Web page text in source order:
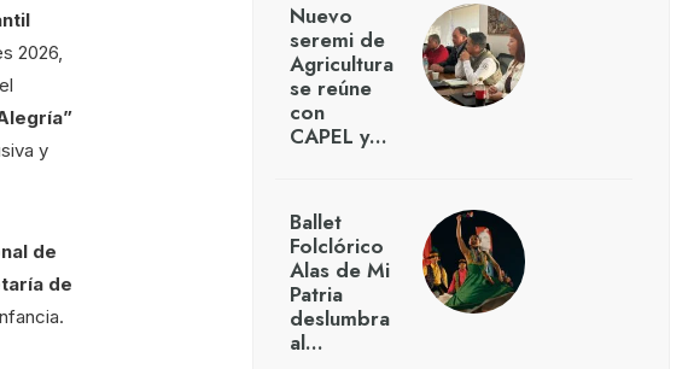
2026,
y
de
de
Nuevo
seremi de
Agricultura
se reúne
con
CAPEL y…
Ballet
Folclórico
Alas de Mi
Patria
deslumbra
al…